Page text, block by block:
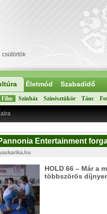
csütörtök
Életmód Szabadidő
Film Színház Színésztükör Tánc
Entertainment
HOLD 66 – Már a
többszörös